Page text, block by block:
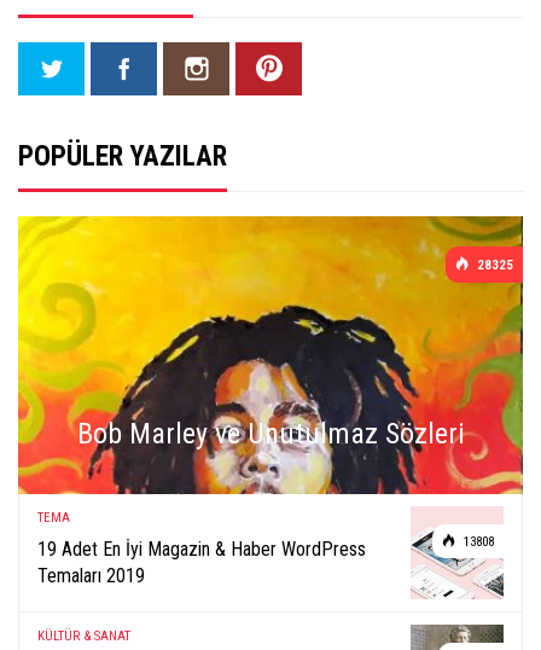
POPÜLER YAZILAR
28325
Bob Marley ve Unutulmaz Sözleri
13808
TEMA
19 Adet En İyi Magazin & Haber WordPress
Temaları 2019
KÜLTÜR & SANAT